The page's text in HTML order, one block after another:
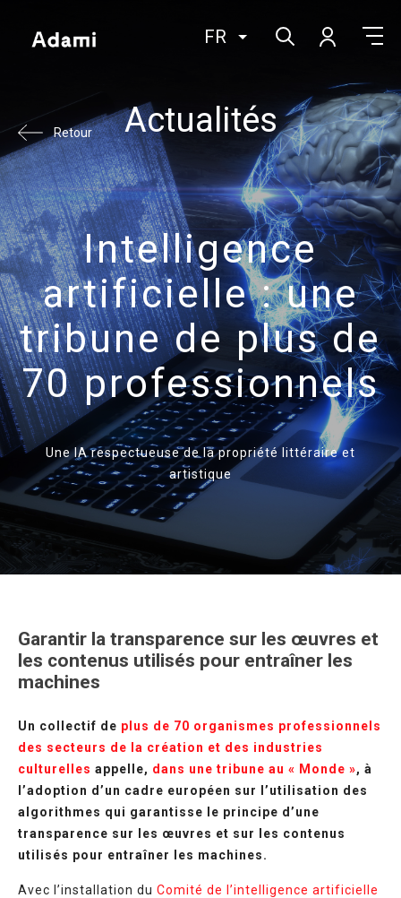
FR
Retour Actualités
Intelligence
artificielle : une
tribune de plus de
70 professionnels
Une IA respectueuse de la propriété littéraire et
artistique
Garantir la transparence sur les œuvres et
les contenus utilisés pour entraîner les
machines
Un collectif de plus de 70 organismes professionnels
des secteurs de la création et des industries
culturelles appelle, dans une tribune au « Monde », à
l’adoption d’un cadre européen sur l’utilisation des
algorithmes qui garantisse le principe d’une
transparence sur les œuvres et sur les contenus
utilisés pour entraîner les machines.
Avec l’installation du Comité de l’intelligence artificielle